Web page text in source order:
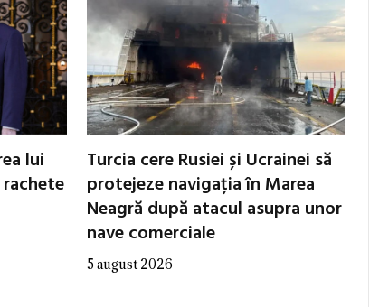
lui
Turcia cere Rusiei și Ucrainei să
protejeze navigația în Marea
Neagră după atacul asupra unor
nave comerciale
5 august 2026